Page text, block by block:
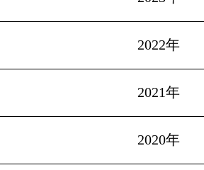
ファーラン
1